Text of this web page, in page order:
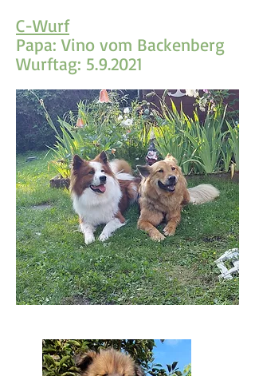
C-Wurf
Papa: Vino vom Backenberg
Wurftag: 5.9.2021